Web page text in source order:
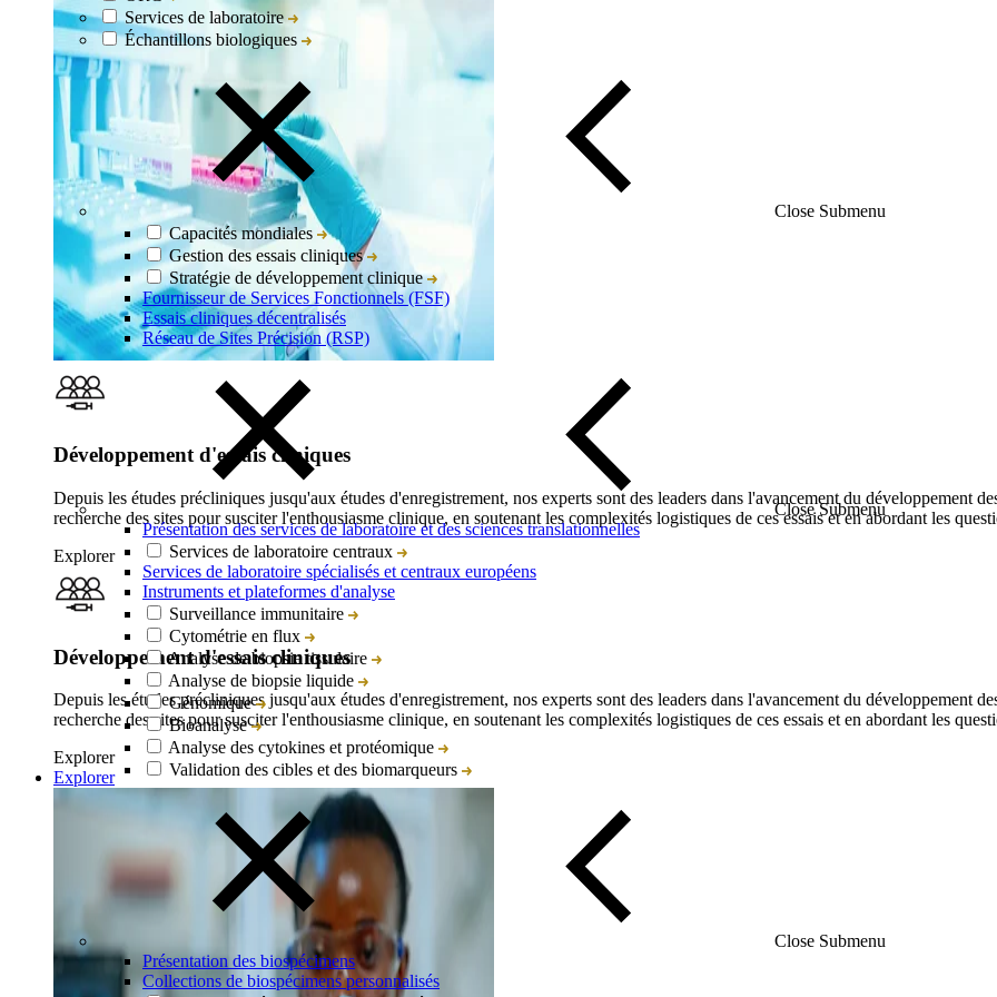
Services de laboratoire
Échantillons biologiques
Close Submenu
Capacités mondiales
Gestion des essais cliniques
Stratégie de développement clinique
Fournisseur de Services Fonctionnels (FSF)
Essais cliniques décentralisés
Réseau de Sites Précision (RSP)
Close Submenu
Présentation des services de laboratoire et des sciences translationnelles
Services de laboratoire centraux
Services de laboratoire spécialisés et centraux européens
Instruments et plateformes d'analyse
Surveillance immunitaire
Cytométrie en flux
Analyse de biopsie tissulaire
Analyse de biopsie liquide
Génomique
Bioanalyse
Analyse des cytokines et protéomique
Validation des cibles et des biomarqueurs
Close Submenu
Présentation des biospécimens
Collections de biospécimens personnalisés
Développement d'essais cliniques
Depuis les études précliniques jusqu'aux études d'enregistrement, nos experts sont des leaders dans l'avancement du développement
recherche des sites pour susciter l'enthousiasme clinique, en soutenant les complexités logistiques de ces essais et en abordant les
Explorer
Développement d'essais cliniques
Depuis les études précliniques jusqu'aux études d'enregistrement, nos experts sont des leaders dans l'avancement du développement
recherche des sites pour susciter l'enthousiasme clinique, en soutenant les complexités logistiques de ces essais et en abordant les
Explorer
Explorer